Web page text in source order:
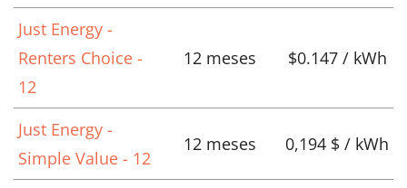
Just Energy -
Renters Choice -
12
12 meses $0.147 / kWh
Just Energy -
Simple Value - 12
12 meses 0,194 $ / kWh